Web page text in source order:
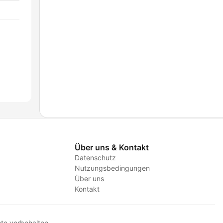
Über uns & Kontakt
Datenschutz
Nutzungsbedingungen
Über uns
Kontakt